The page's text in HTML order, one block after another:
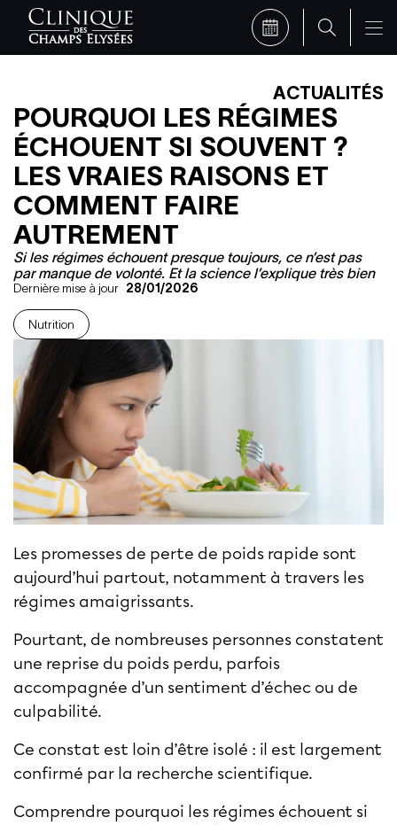
ACTUALITÉS
POURQUOI LES RÉGIMES
ÉCHOUENT SI SOUVENT ?
LES VRAIES RAISONS ET
COMMENT FAIRE
AUTREMENT
Si les régimes échouent presque toujours, ce n’est pas
par manque de volonté. Et la science l’explique très bien
Dernière mise à jour 28/01/2026
Nutrition
Les promesses de perte de poids rapide sont
aujourd’hui partout, notamment à travers les
régimes amaigrissants.
Pourtant, de nombreuses personnes constatent
une reprise du poids perdu, parfois
accompagnée d’un sentiment d’échec ou de
culpabilité.
Ce constat est loin d’être isolé : il est largement
confirmé par la recherche scientifique.
Comprendre pourquoi les régimes échouent si